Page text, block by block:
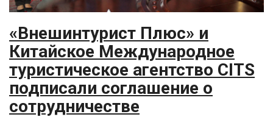
«Внешинтурист Плюс» и
Китайское Международное
туристическое агентство CITS
подписали соглашение о
сотрудничестве